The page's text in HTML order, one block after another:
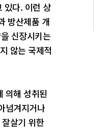
있다. 이런 상
방산제품 개
신장시키는
않는 국제적
의해 성취된
넘겨지거나
살기 위한